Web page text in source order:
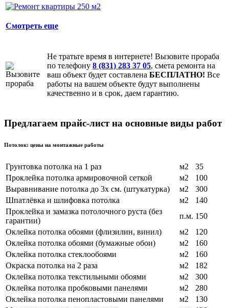
Смотреть еще
Не тратьте время в интернете! Вызовите прораба
по телефону 8 (831) 283 37 05, смета ремонта на
ваш объект будет составлена БЕСПЛАТНО! Все
работы на вашем объекте будут выполнены
качественно и в срок, даем гарантию.
Предлагаем прайс-лист на основные виды работ
Потолок: цены на монтажные работы
Грунтовка потолка на 1 раз м2
35
Проклейка потолка армировочной сеткой
м2
100
Выравнивание потолка до 3х см. (штукатурка)
м2
300
Шпатлёвка и шлифовка потолка
м2
140
Проклейка и замазка потолочного руста (без
гарантии)
п.м. 150
Оклейка потолка обоями (флизилин, винил)
м2
120
Оклейка потолка обоями (бумажные обои)
м2
160
Оклейка потолка стеклообоями
м2
160
Окраска потолка на 2 раза
м2
182
Оклейка потолка текстильными обоями
м2
300
Оклейка потолка пробковыми панелями
м2
280
Оклейка потолка пенопластовыми панелями
м2
130